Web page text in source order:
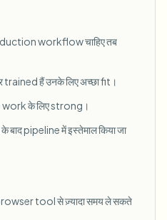
workflow चाहिए तब
हैं उनके लिए अच्छा fit।
के लिए strong।
pipeline में इस्तेमाल किया जा
tool से ज़्यादा समय ले सकते